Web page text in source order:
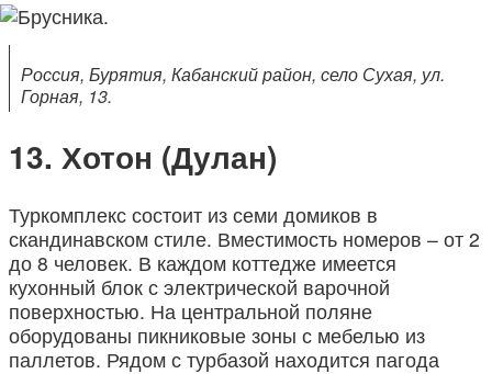
Россия, Бурятия, Кабанский район, село Сухая, ул.
Горная, 13.
Хотон (Дулан)
Туркомплекс состоит из семи домиков в
скандинавском стиле. Вместимость номеров – от 2
до 8 человек. В каждом коттедже имеется
кухонный блок с электрической варочной
поверхностью. На центральной поляне
оборудованы пикниковые зоны с мебелью из
паллетов. Рядом с турбазой находится пагода